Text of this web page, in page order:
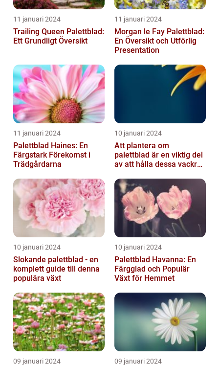
11 januari 2024
Trailing Queen Palettblad:
Ett Grundligt Översikt
11 januari 2024
Morgan le Fay Palettblad:
En Översikt och Utförlig
Presentation
11 januari 2024
Palettblad Haines: En
Färgstark Förekomst i
Trädgårdarna
10 januari 2024
Att plantera om
palettblad är en viktig del
av att hålla dessa vackra
välmående...
10 januari 2024
Slokande palettblad - en
komplett guide till denna
populära växt
10 januari 2024
Palettblad Havanna: En
Färgglad och Populär
Växt för Hemmet
09 januari 2024 09 januari 2024